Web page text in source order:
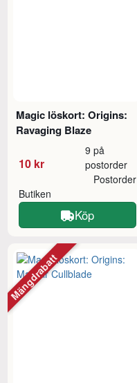
Magic löskort: Origins:
Ravaging Blaze
10 kr
9 på
postorder
Butiken
Postorder
Köp
Mängdrabatt